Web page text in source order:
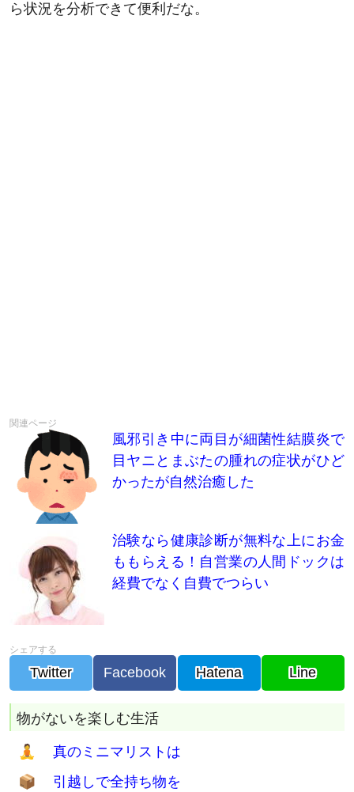
ら状況を分析できて便利だな。
風邪引き中に両目が細菌性結膜炎で
目ヤニとまぶたの腫れの症状がひど
かったが自然治癒した
治験なら健康診断が無料な上にお金
ももらえる！自営業の人間ドックは
経費でなく自費でつらい
Twitter Facebook Hatena Line
物がないを楽しむ生活
🧘 真のミニマリストは
📦 引越しで全持ち物を